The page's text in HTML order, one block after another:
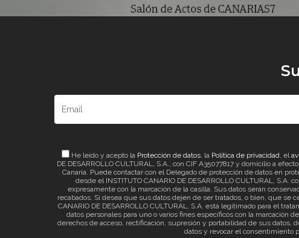
He leído y acepto la Protección de datos, la Política de privacidad, el
DE DESARROLLO CULTURAL, S.A., con CIF A35077817 y domicilio a
Canaria. Puede contactar con el Delegado de protección de datos en
desde el INSTITUTO CANARIO DE DESARROLLO CULTURAL,
expresamente con la marcación de la casilla. Sus datos serán
recabados. Si desea que sus datos dejen de ser tratados, o bien, que se
CANARIO DE DESARROLLO CULTURAL, S.A. está legitimado para el
datos personales para uno o varios fines específicos con la marcación
derechos de acceso, rectificación, supresión y portabilidad de sus
datos y revocar el consentimiento